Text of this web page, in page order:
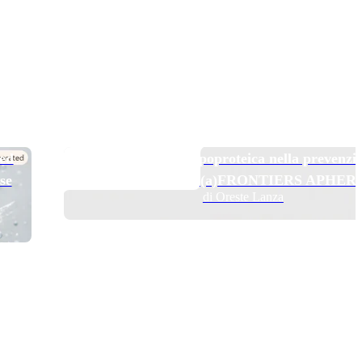
secondaria: il trial Lp(a)FRONTIERS
di Oreste Lanza